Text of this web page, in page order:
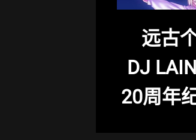
远古
DJ
20周年